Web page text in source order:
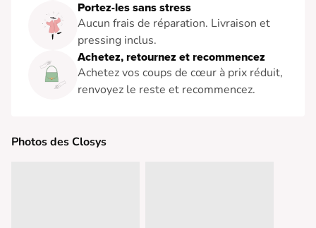
Portez-les sans stress
Aucun frais de réparation. Livraison et
pressing inclus.
Achetez, retournez et recommencez
Achetez vos coups de cœur à prix réduit,
renvoyez le reste et recommencez.
Photos des Closys